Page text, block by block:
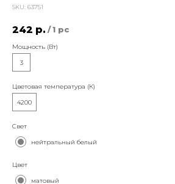
SKU: 63751
242 р. / 1 pc
Мощность (Вт)
3
Цветовая температура (К)
4200
Свет
нейтральный белый
Цвет
матовый